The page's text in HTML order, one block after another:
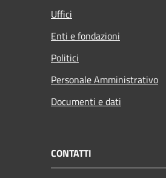
Uffici
Enti e fondazioni
Politici
Personale Amministrativo
Documenti e dati
CONTATTI